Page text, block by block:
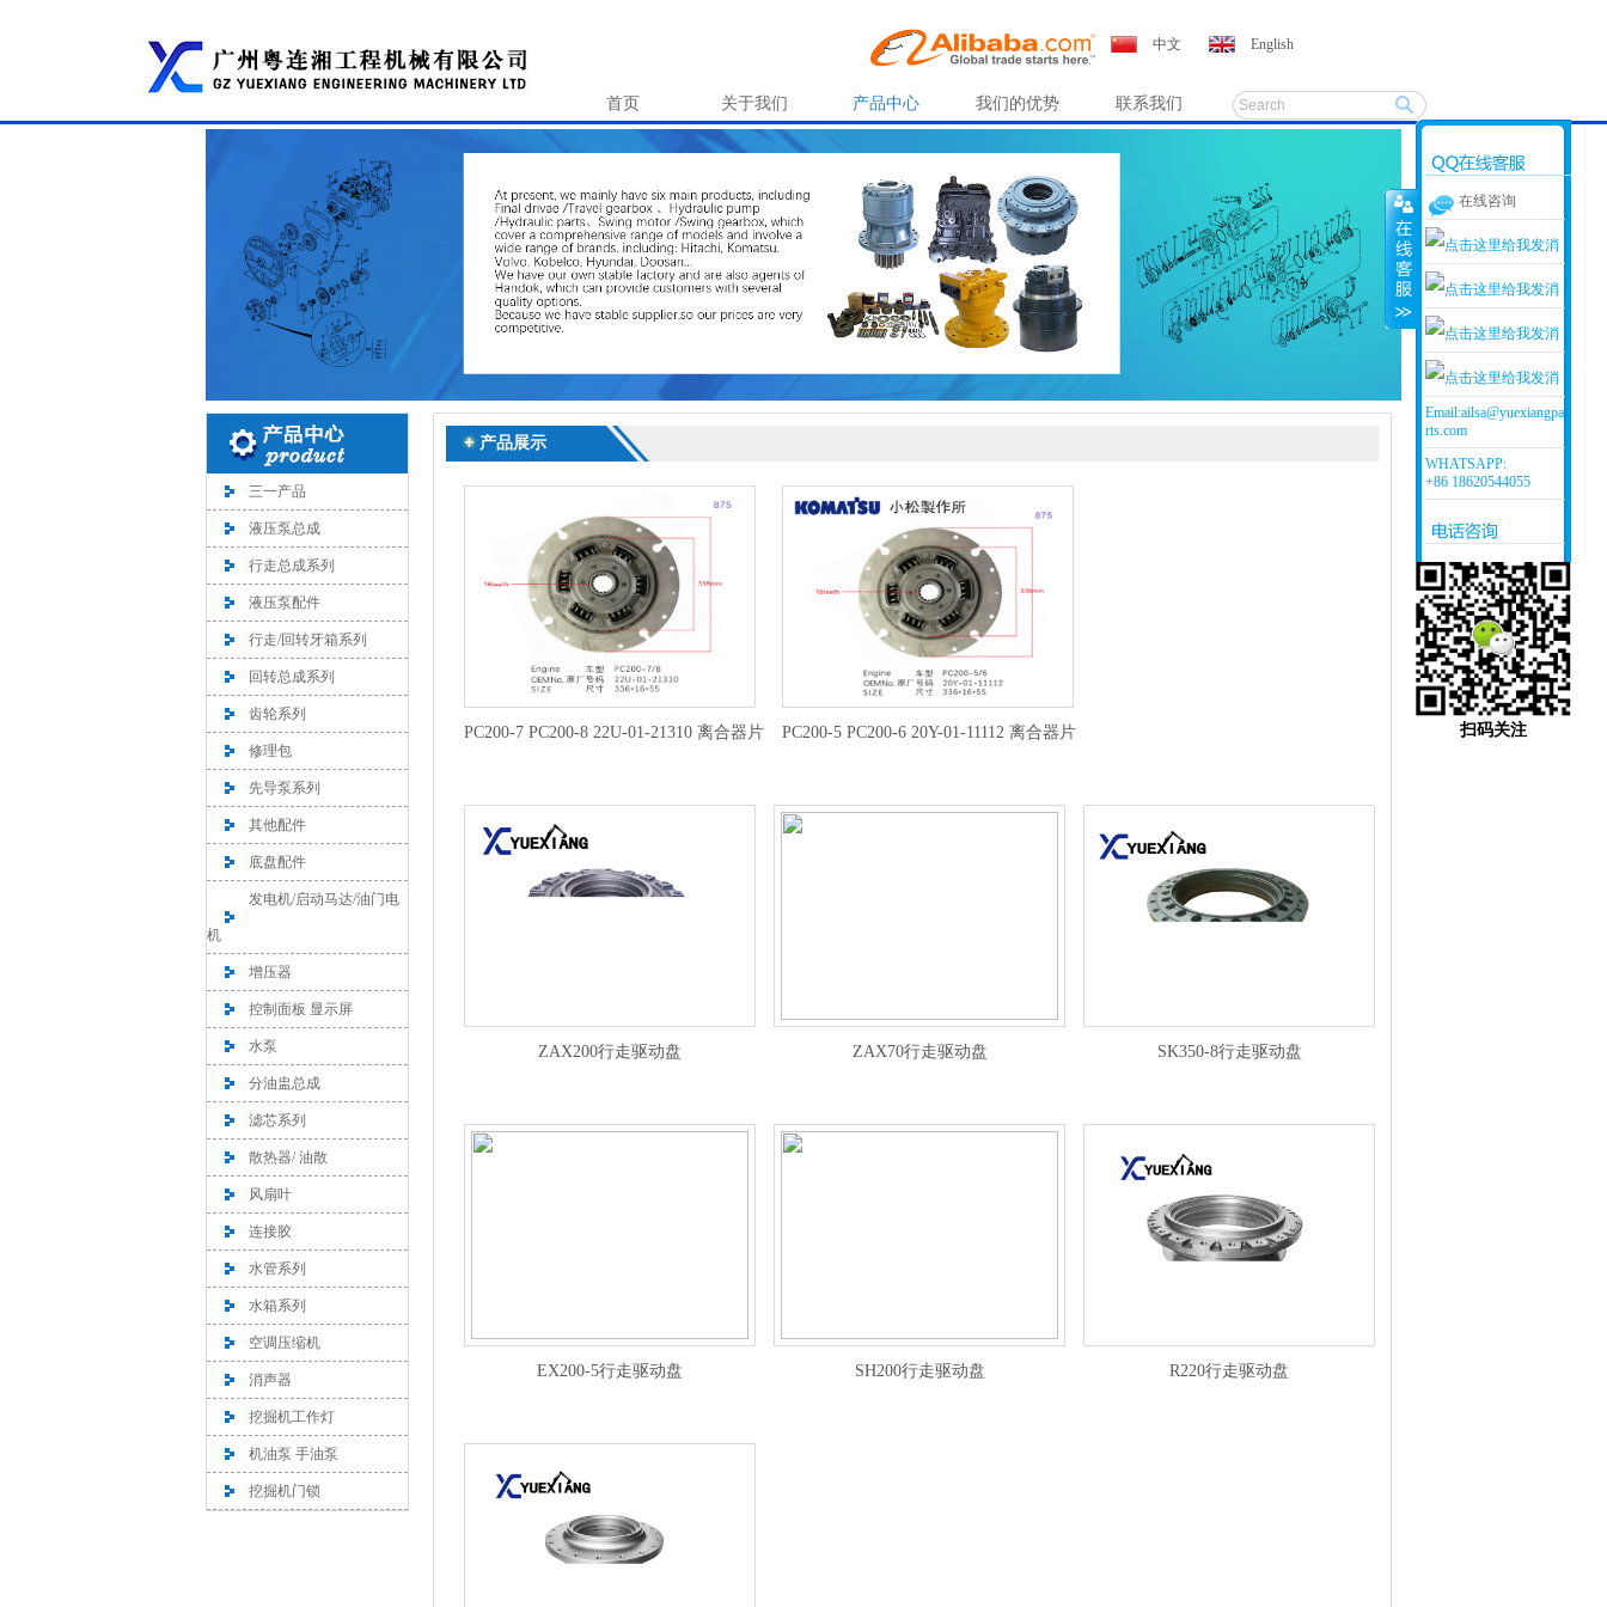
中文 English
首页 关于我们 产品中心 我们的优势 联系我们
在线咨询
客服1
客服2
客服3
在线客服小娟
Email:ailsa@yuexiangpa
rts.com
WHATSAPP:
+86 18620544055
18620544055
扫码关注
三一产品
液压泵总成
行走总成系列
液压泵配件
行走/回转牙箱系列
回转总成系列
齿轮系列
修理包
先导泵系列
其他配件
底盘配件
发电机/启动马达/油门电
机
增压器
控制面板 显示屏
水泵
分油盅总成
滤芯系列
散热器/ 油散
风扇叶
连接胶
水管系列
水箱系列
空调压缩机
消声器
挖掘机工作灯
机油泵 手油泵
挖掘机门锁
产品展示
PC200-7 PC200-8 22U-01-21310 离合器片 PC200-5 PC200-6 20Y-01-11112 离合器片
ZAX200行走驱动盘 ZAX70行走驱动盘 SK350-8行走驱动盘
EX200-5行走驱动盘 SH200行走驱动盘 R220行走驱动盘